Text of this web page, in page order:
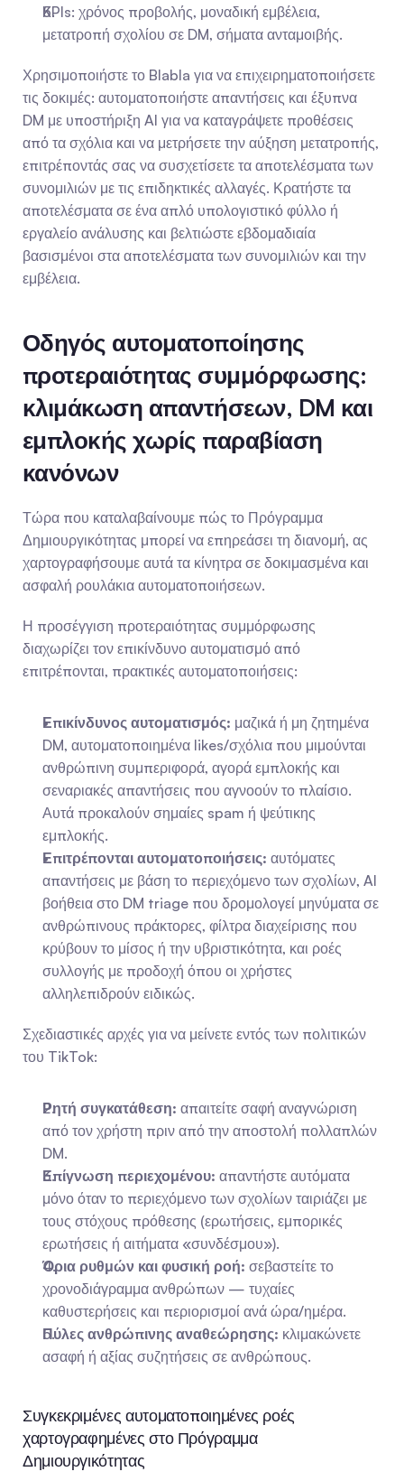
KPIs: χρόνος προβολής, μοναδική εμβέλεια,
μετατροπή σχολίου σε DM, σήματα ανταμοιβής.
Χρησιμοποιήστε το Blabla για να επιχειρηματοποιήσετε
τις δοκιμές: αυτοματοποιήστε απαντήσεις και έξυπνα
DM με υποστήριξη AI για να καταγράψετε προθέσεις
από τα σχόλια και να μετρήσετε την αύξηση μετατροπής,
επιτρέποντάς σας να συσχετίσετε τα αποτελέσματα των
συνομιλιών με τις επιδηκτικές αλλαγές. Κρατήστε τα
αποτελέσματα σε ένα απλό υπολογιστικό φύλλο ή
εργαλείο ανάλυσης και βελτιώστε εβδομαδιαία
βασισμένοι στα αποτελέσματα των συνομιλιών και την
εμβέλεια.
Οδηγός αυτοματοποίησης
προτεραιότητας συμμόρφωσης:
κλιμάκωση απαντήσεων, DM και
εμπλοκής χωρίς παραβίαση
κανόνων
Τώρα που καταλαβαίνουμε πώς το Πρόγραμμα
Δημιουργικότητας μπορεί να επηρεάσει τη διανομή, ας
χαρτογραφήσουμε αυτά τα κίνητρα σε δοκιμασμένα και
ασφαλή ρουλάκια αυτοματοποιήσεων.
Η προσέγγιση προτεραιότητας συμμόρφωσης
διαχωρίζει τον επικίνδυνο αυτοματισμό από
επιτρέπονται, πρακτικές αυτοματοποιήσεις:
Επικίνδυνος αυτοματισμός: μαζικά ή μη ζητημένα
DM, αυτοματοποιημένα likes/σχόλια που μιμούνται
ανθρώπινη συμπεριφορά, αγορά εμπλοκής και
σεναριακές απαντήσεις που αγνοούν το πλαίσιο.
Αυτά προκαλούν σημαίες spam ή ψεύτικης
εμπλοκής.
Επιτρέπονται αυτοματοποιήσεις: αυτόματες
απαντήσεις με βάση το περιεχόμενο των σχολίων, AI
βοήθεια στο DM triage που δρομολογεί μηνύματα σε
ανθρώπινους πράκτορες, φίλτρα διαχείρισης που
κρύβουν το μίσος ή την υβριστικότητα, και ροές
συλλογής με προδοχή όπου οι χρήστες
αλληλεπιδρούν ειδικώς.
Σχεδιαστικές αρχές για να μείνετε εντός των πολιτικών
του TikTok:
Ρητή συγκατάθεση: απαιτείτε σαφή αναγνώριση
από τον χρήστη πριν από την αποστολή πολλαπλών
DM.
Επίγνωση περιεχομένου: απαντήστε αυτόματα
μόνο όταν το περιεχόμενο των σχολίων ταιριάζει με
τους στόχους πρόθεσης (ερωτήσεις, εμπορικές
ερωτήσεις ή αιτήματα «συνδέσμου»).
Όρια ρυθμών και φυσική ροή: σεβαστείτε το
χρονοδιάγραμμα ανθρώπων — τυχαίες
καθυστερήσεις και περιορισμοί ανά ώρα/ημέρα.
Πύλες ανθρώπινης αναθεώρησης: κλιμακώνετε
ασαφή ή αξίας συζητήσεις σε ανθρώπους.
Συγκεκριμένες αυτοματοποιημένες ροές
χαρτογραφημένες στο Πρόγραμμα
Δημιουργικότητας